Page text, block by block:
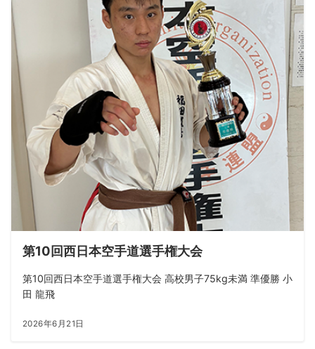
第10回西日本空手道選手権大会
第10回西日本空手道選手権大会 高校男子75kg未満 準優勝 小
田 龍飛
2026年6月21日